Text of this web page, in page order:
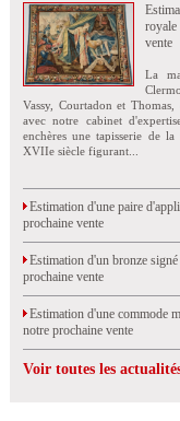
vente
La
Vassy, Courtadon et
avec notre cabinet
enchères une tapisserie de
XVIIe siècle figurant...
Estimation d'une paire
prochaine vente
Estimation d'un bronze signé
prochaine vente
Estimation d'une commode
notre prochaine vente
Voir toutes les